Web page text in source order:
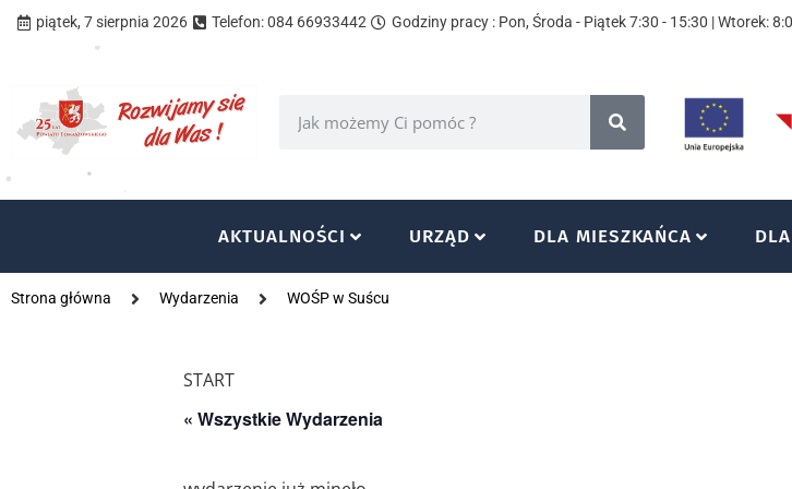
piątek, 7 sierpnia 2026 Telefon: 084 66933442 Godziny pracy : Pon, Środa - Piątek 7:30 - 15:30 | Wtorek:
AKTUALNOŚCI URZĄD DLA MIESZKAŃCA
Strona główna Wydarzenia WOŚP w Suścu
START
« Wszystkie Wydarzenia